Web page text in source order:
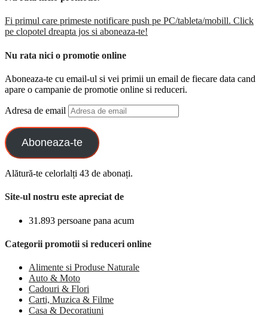
Fi primul care primeste notificare push pe PC/tableta/mobill. Click
pe clopotel dreapta jos si aboneaza-te!
Nu rata nici o promotie online
Aboneaza-te cu email-ul si vei primii un email de fiecare data cand
apare o campanie de promotie online si reduceri.
Adresa de email
Aboneaza-te
Alătură-te celorlalți 43 de abonați.
Site-ul nostru este apreciat de
31.893 persoane pana acum
Categorii promotii si reduceri online
Alimente si Produse Naturale
Auto & Moto
Cadouri & Flori
Carti, Muzica & Filme
Casa & Decoratiuni